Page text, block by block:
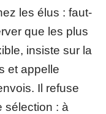
les élus : faut-
que les plus
insiste sur la
et appelle
Il refuse
sélection : à